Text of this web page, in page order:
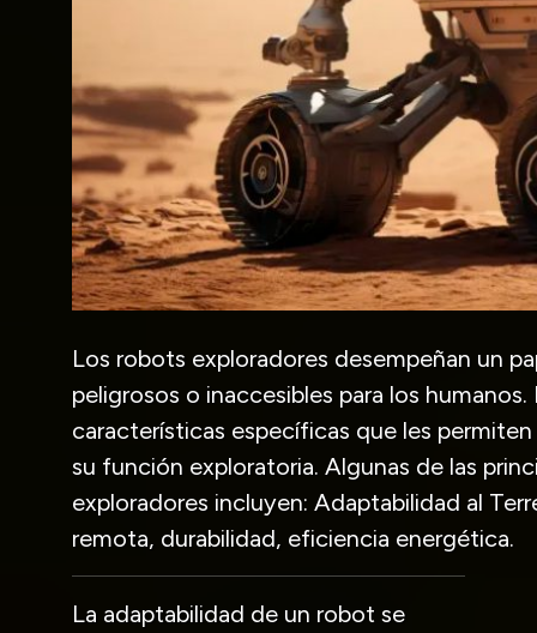
Los robots exploradores desempeñan un
peligrosos o inaccesibles para los
características específicas que les
su función exploratoria. Algunas de las
exploradores incluyen: Adaptabilidad al
remota, durabilidad, eficiencia energética.
La adaptabilidad de un robot se